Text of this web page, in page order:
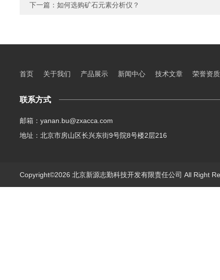
下一篇： 如何选购矿石元素分析仪？
首页 关于我们 产品展示 新闻中心 技术文章 荣誉资质
联系方式
邮箱：yanan.bu@zxacca.com
地址：北京市房山区长兴东街9号院8号楼2层216
Copyright©2026 北京新源志勤科技开发有限责任公司 All Right